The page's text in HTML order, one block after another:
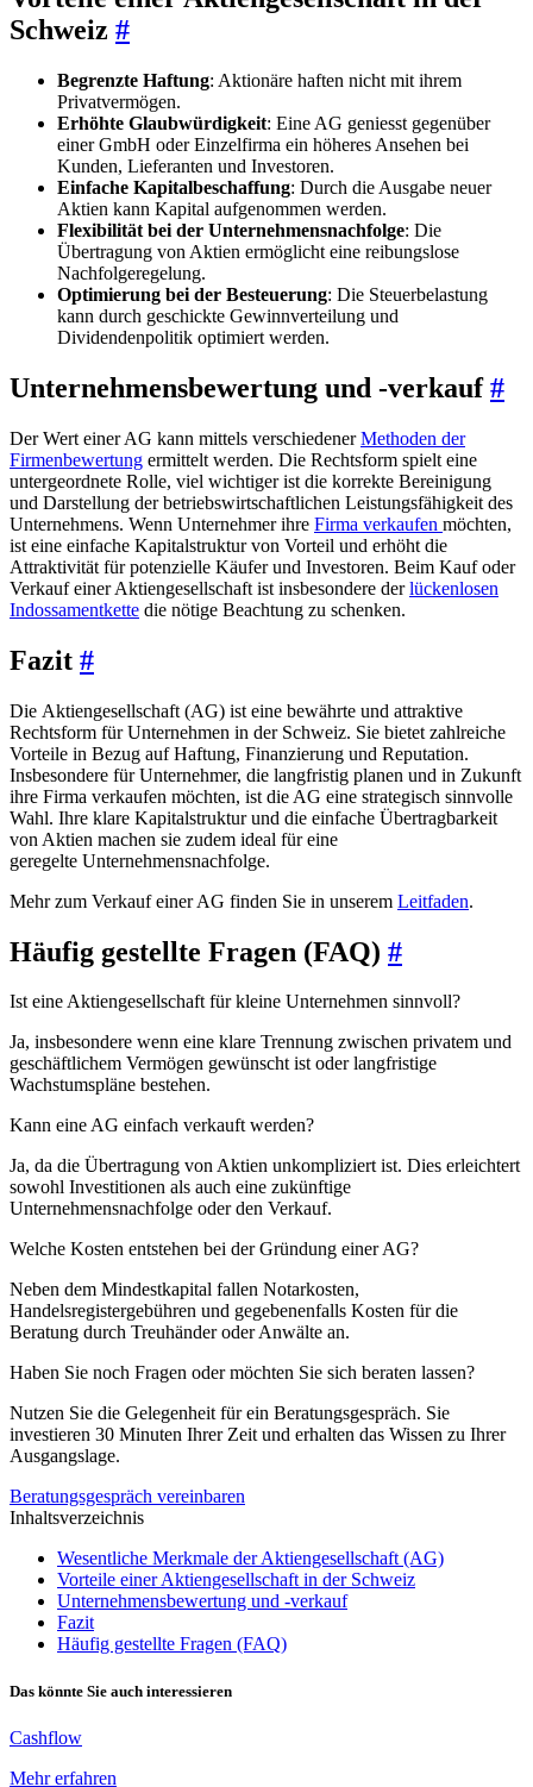
Schweiz #
Begrenzte Haftung: Aktionäre haften nicht mit ihrem
Privatvermögen.
Erhöhte Glaubwürdigkeit: Eine AG geniesst gegenüber
einer GmbH oder Einzelfirma ein höheres Ansehen bei
Kunden, Lieferanten und Investoren.
Einfache Kapitalbeschaffung: Durch die Ausgabe neuer
Aktien kann Kapital aufgenommen werden.
Flexibilität bei der Unternehmensnachfolge: Die
Übertragung von Aktien ermöglicht eine reibungslose
Nachfolgeregelung.
Optimierung bei der Besteuerung: Die Steuerbelastung
kann durch geschickte Gewinnverteilung und
Dividendenpolitik optimiert werden.
Unternehmensbewertung und -verkauf#
Der Wert einer AG kann mittels verschiedenerMethoden der
Firmenbewertung ermittelt werden. Die Rechtsform spielt eine
untergeordnete Rolle, viel wichtiger ist die korrekte Bereinigung
und Darstellung der betriebswirtschaftlichen Leistungsfähigkeit des
Unternehmens. Wenn Unternehmer ihre Firma verkaufen möchten,
ist eine einfache Kapitalstruktur von Vorteil und erhöht die
Attraktivität für potenzielle Käufer und Investoren. Beim Kauf oder
Verkauf einer Aktiengesellschaft ist insbesondere derlückenlosen
Indossamentkette die nötige Beachtung zu schenken.
Fazit #
Die Aktiengesellschaft (AG) ist eine bewährte und attraktive
Rechtsform für Unternehmen in der Schweiz. Sie bietet zahlreiche
Vorteile in Bezug auf Haftung, Finanzierung und Reputation.
Insbesondere für Unternehmer, die langfristig planen und in Zukunft
ihre Firma verkaufen möchten, ist die AG eine strategisch sinnvolle
Wahl. Ihre klare Kapitalstruktur und die einfache Übertragbarkeit
von Aktien machen sie zudem ideal für eine
geregelte Unternehmensnachfolge.
Mehr zum Verkauf einer AG finden Sie in unserem Leitfaden.
Häufig gestellte Fragen (FAQ) #
Ist eine Aktiengesellschaft für kleine Unternehmen sinnvoll?
Ja, insbesondere wenn eine klare Trennung zwischen privatem und
geschäftlichem Vermögen gewünscht ist oder langfristige
Wachstumspläne bestehen.
Kann eine AG einfach verkauft werden?
Ja, da die Übertragung von Aktien unkompliziert ist. Dies erleichtert
sowohl Investitionen als auch eine zukünftige
Unternehmensnachfolge oder den Verkauf.
Welche Kosten entstehen bei der Gründung einer AG?
Neben dem Mindestkapital fallen Notarkosten,
Handelsregistergebühren und gegebenenfalls Kosten für die
Beratung durch Treuhänder oder Anwälte an.
Haben Sie noch Fragen oder möchten Sie sich beraten lassen?
Nutzen Sie die Gelegenheit für ein Beratungsgespräch. Sie
investieren 30 Minuten Ihrer Zeit und erhalten das Wissen zu Ihrer
Ausgangslage.
Beratungsgespräch vereinbaren
Inhaltsverzeichnis
Wesentliche Merkmale der Aktiengesellschaft (AG)
Vorteile einer Aktiengesellschaft in der Schweiz
Unternehmensbewertung und -verkauf
Fazit
Häufig gestellte Fragen (FAQ)
Das könnte Sie auch interessieren
Cashflow
Mehr erfahren